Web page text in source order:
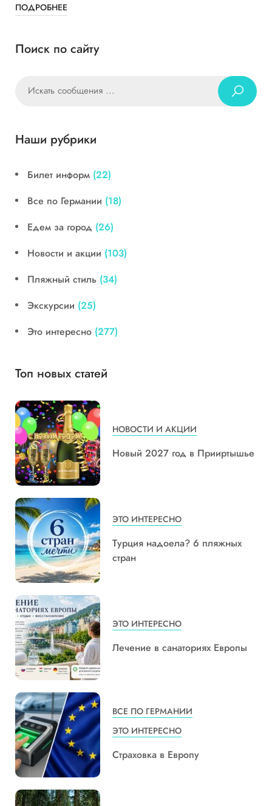
ПОДРОБНЕЕ
Поиск по сайту
Наши рубрики
Билет информ (22)
Все по Германии (18)
Едем за город (26)
Новости и акции (103)
Пляжный стиль (34)
Экскурсии (25)
Это интересно (277)
Топ новых статей
НОВОСТИ И АКЦИИ
Новый 2027 год в Прииртышье
ЭТО ИНТЕРЕСНО
Турция надоела? 6 пляжных
стран
ЭТО ИНТЕРЕСНО
Лечение в санаториях Европы
ВСЕ ПО ГЕРМАНИИ
ЭТО ИНТЕРЕСНО
Страховка в Европу